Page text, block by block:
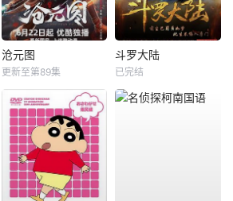
沧元图
更新至第89集
斗罗大陆
已完结